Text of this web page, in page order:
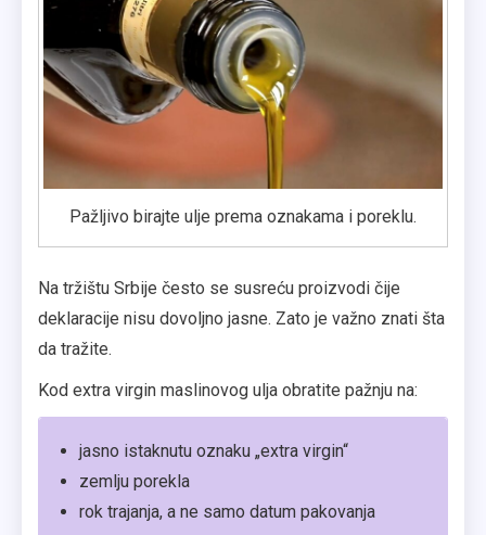
Pažljivo birajte ulje prema oznakama i poreklu.
Na tržištu Srbije često se susreću proizvodi čije
deklaracije nisu dovoljno jasne. Zato je važno znati šta
da tražite.
Kod extra virgin maslinovog ulja obratite pažnju na:
jasno istaknutu oznaku „extra virgin“
zemlju porekla
rok trajanja, a ne samo datum pakovanja